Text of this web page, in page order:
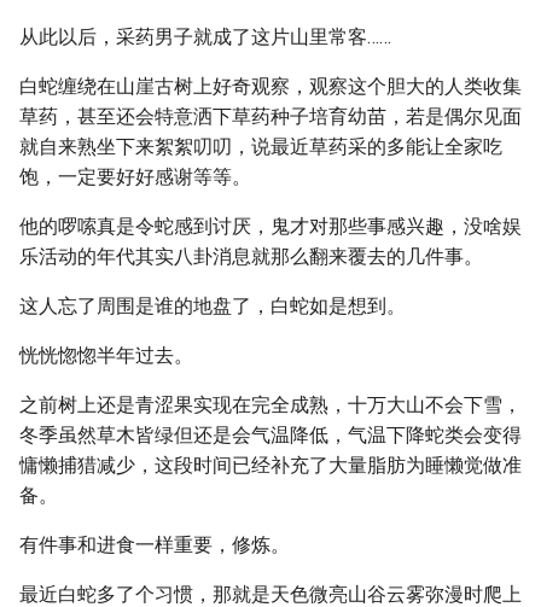
从此以后，采药男子就成了这片山里常客……
白蛇缠绕在山崖古树上好奇观察，观察这个胆大的人类收集
草药，甚至还会特意洒下草药种子培育幼苗，若是偶尔见面
就自来熟坐下来絮絮叨叨，说最近草药采的多能让全家吃
饱，一定要好好感谢等等。
他的啰嗦真是令蛇感到讨厌，鬼才对那些事感兴趣，没啥娱
乐活动的年代其实八卦消息就那么翻来覆去的几件事。
这人忘了周围是谁的地盘了，白蛇如是想到。
恍恍惚惚半年过去。
之前树上还是青涩果实现在完全成熟，十万大山不会下雪，
冬季虽然草木皆绿但还是会气温降低，气温下降蛇类会变得
慵懒捕猎减少，这段时间已经补充了大量脂肪为睡懒觉做准
备。
有件事和进食一样重要，修炼。
最近白蛇多了个习惯，那就是天色微亮山谷云雾弥漫时爬上